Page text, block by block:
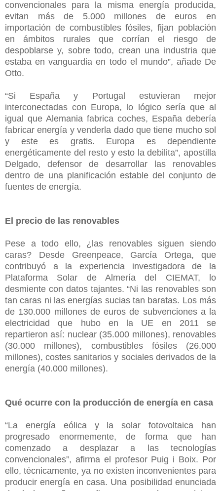
convencionales para la misma energía producida,
evitan más de 5.000 millones de euros en
importación de combustibles fósiles, fijan población
en ámbitos rurales que corrían el riesgo de
despoblarse y, sobre todo, crean una industria que
estaba en vanguardia en todo el mundo”, añade De
Otto.
“Si España y Portugal estuvieran mejor
interconectadas con Europa, lo lógico sería que al
igual que Alemania fabrica coches, España debería
fabricar energía y venderla dado que tiene mucho sol
y este es gratis. Europa es dependiente
energéticamente del resto y esto la debilita”, apostilla
Delgado, defensor de desarrollar las renovables
dentro de una planificación estable del conjunto de
fuentes de energía.
El precio de las renovables
Pese a todo ello, ¿las renovables siguen siendo
caras? Desde Greenpeace, García Ortega, que
contribuyó a la experiencia investigadora de la
Plataforma Solar de Almería del CIEMAT, lo
desmiente con datos tajantes. “Ni las renovables son
tan caras ni las energías sucias tan baratas. Los más
de 130.000 millones de euros de subvenciones a la
electricidad que hubo en la UE en 2011 se
repartieron así: nuclear (35.000 millones), renovables
(30.000 millones), combustibles fósiles (26.000
millones), costes sanitarios y sociales derivados de la
energía (40.000 millones).
Qué ocurre con la producción de energía en casa
“La energía eólica y la solar fotovoltaica han
progresado enormemente, de forma que han
comenzado a desplazar a las tecnologías
convencionales”, afirma el profesor Puig i Boix. Por
ello, técnicamente, ya no existen inconvenientes para
producir energía en casa. Una posibilidad enunciada